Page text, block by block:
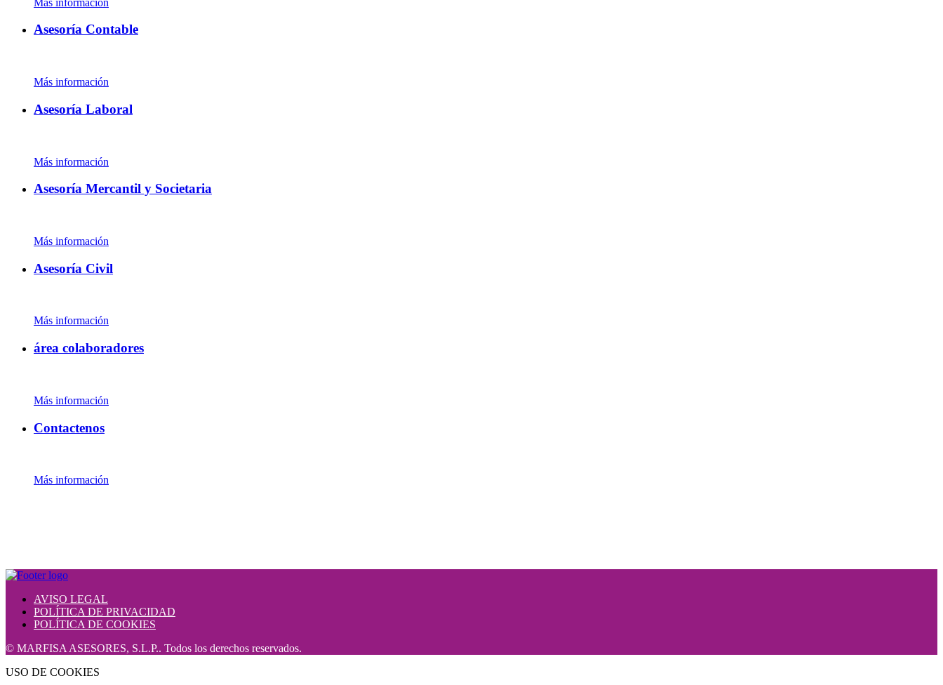
Asesoría Contable
Más información
Asesoría Laboral
Más información
Asesoría Mercantil y Societaria
Más información
Asesoría Civil
Más información
área colaboradores
Más información
Contactenos
Más información
AVISO LEGAL
POLÍTICA DE PRIVACIDAD
POLÍTICA DE COOKIES
© MARFISA ASESORES, S.L.P.. Todos los derechos reservados.
USO DE COOKIES